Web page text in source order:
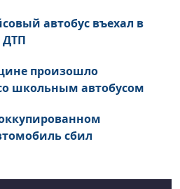
автобус въехал в
ДТП
произошло
школьным автобусом
сбил